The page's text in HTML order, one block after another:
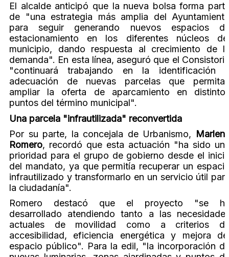
El alcalde anticipó que la nueva bolsa forma
de "una estrategia más amplia del
para seguir generando nuevos espacios
estacionamiento en los diferentes núcleos
municipio, dando respuesta al crecimiento de
demanda". En esta línea, aseguró que el
"continuará trabajando en la identificación
adecuación de nuevas parcelas que
ampliar la oferta de aparcamiento en
puntos del término municipal".
Una parcela "infrautilizada" reconvertida
Por su parte, la concejala de Urbanismo,
Romero, recordó que esta actuación "ha sido
prioridad para el grupo de gobierno desde el
del mandato, ya que permitía recuperar un
infrautilizado y transformarlo en un servicio útil
la ciudadanía".
Romero destacó que el proyecto "se
desarrollado atendiendo tanto a las
actuales de movilidad como a criterios
accesibilidad, eficiencia energética y mejora
espacio público". Para la edil, "la incorporación